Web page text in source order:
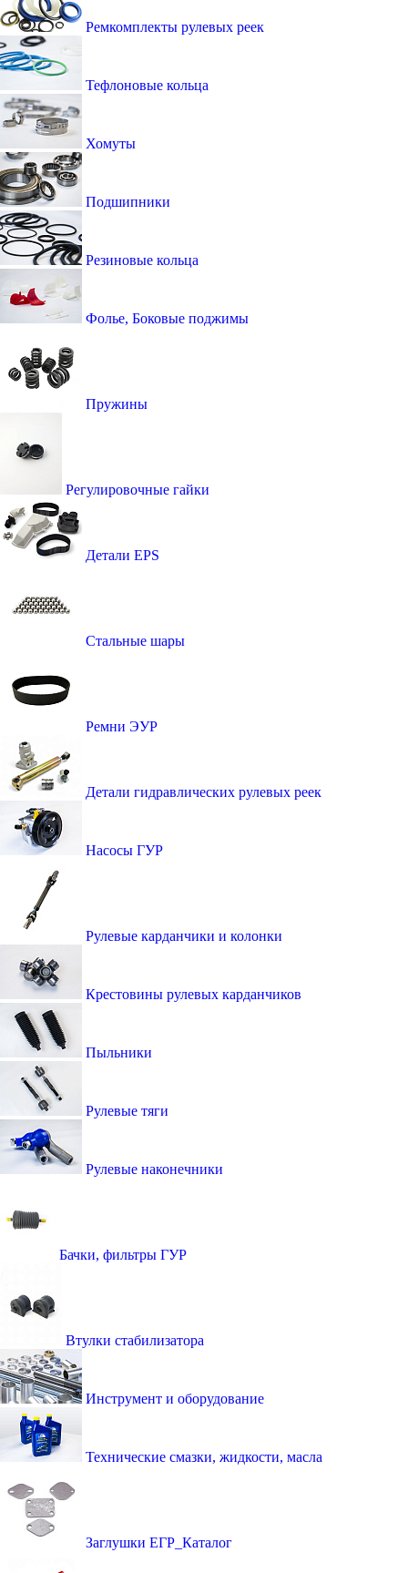
Ремкомплекты рулевых реек
Тефлоновые кольца
Хомуты
Подшипники
Резиновые кольца
Фолье, Боковые поджимы
Пружины
Регулировочные гайки
Детали EPS
Стальные шары
Ремни ЭУР
Детали гидравлических рулевых реек
Насосы ГУР
Рулевые карданчики и колонки
Крестовины рулевых карданчиков
Пыльники
Рулевые тяги
Рулевые наконечники
Бачки, фильтры ГУР
Втулки стабилизатора
Инструмент и оборудование
Технические смазки, жидкости, масла
Заглушки ЕГР_Каталог